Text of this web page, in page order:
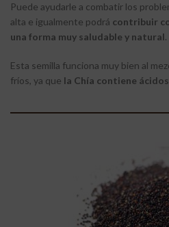
Puede ayudarle a combatir los
alta e igualmente podrá contribuir
una forma muy saludable y natural.
Esta semilla funciona muy bien al
fríos, ya que la Chía contiene